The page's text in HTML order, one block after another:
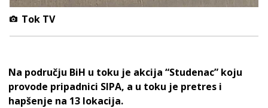
Tok TV
Na području BiH u toku je akcija “Studenac” koju
provode pripadnici SIPA, a u toku je pretres i
hapšenje na 13 lokacija.